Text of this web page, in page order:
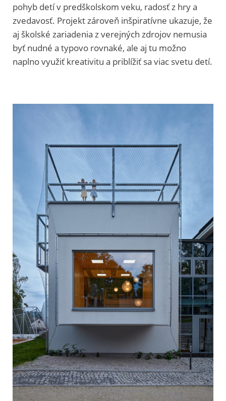
pohyb detí v predškolskom veku, radosť z hry a
zvedavosť. Projekt zároveň inšpiratívne ukazuje, že
aj školské zariadenia z verejných zdrojov nemusia
byť nudné a typovo rovnaké, ale aj tu možno
naplno využiť kreativitu a priblížiť sa viac svetu detí.